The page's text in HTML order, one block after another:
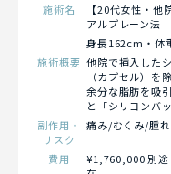
施術名
【20代女性・他
アルプレーン法
身長162cm・体
施術概要 他院で挿入した
（カプセル）を
余分な脂肪を吸
と「シリコンバ
副作用・
リスク
痛み/むくみ/腫
費用
¥1,760,000 別途